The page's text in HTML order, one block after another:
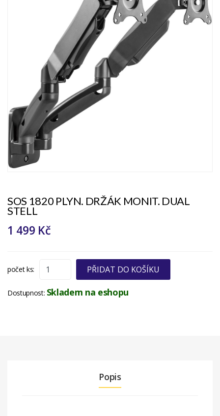
SOS 1820 PLYN. DRŽÁK MONIT. DUAL
STELL
1 499 Kč
počet ks: PŘIDAT DO KOŠÍKU
Dostupnost: Skladem na eshopu
Popis